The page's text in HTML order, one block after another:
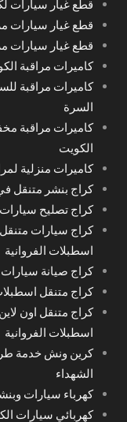
قطع غيار سيارات
قطع غيار
قطع غيار
كاميرات مراقبة الكويت
كاميرات مراقبة
السرة
كاميرات مراقبة
الكويت
كاميرات منزلية
كراج بنشر متنقل
كراج تصليح
كراج سيارات
اسطبلات الفروانية
كراج صيانة
كراج متنقل
كراج متنقل اون
اسطبلات الفروانية
كرين ونش خدمة
الشهداء
كهرباء سيارات
كهربائي سيارات